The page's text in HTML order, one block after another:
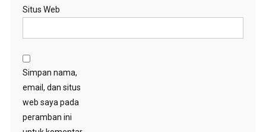
Situs Web
Simpan nama,
email, dan situs
web saya pada
peramban ini